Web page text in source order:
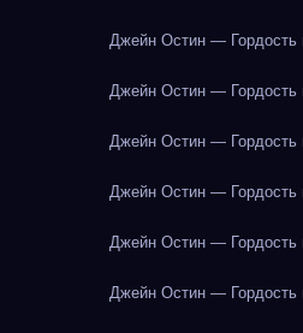
Джейн Остин — Гордость
Джейн Остин — Гордость
Джейн Остин — Гордость
Джейн Остин — Гордость
Джейн Остин — Гордость
Джейн Остин — Гордость